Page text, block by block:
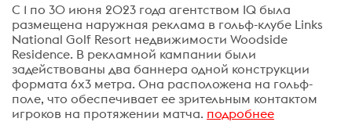
С 1 по 30 июня 2023 года агентством IQ была
размещена наружная реклама в гольф-клубе Links
National Golf Resort недвижимости Woodside
Residence. В рекламной кампании были
задействованы два баннера одной конструкции
формата 6х3 метра. Она расположена на гольф-
поле, что обеспечивает ее зрительным контактом
игроков на протяжении матча. подробнее